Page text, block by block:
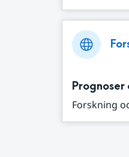
Forskning